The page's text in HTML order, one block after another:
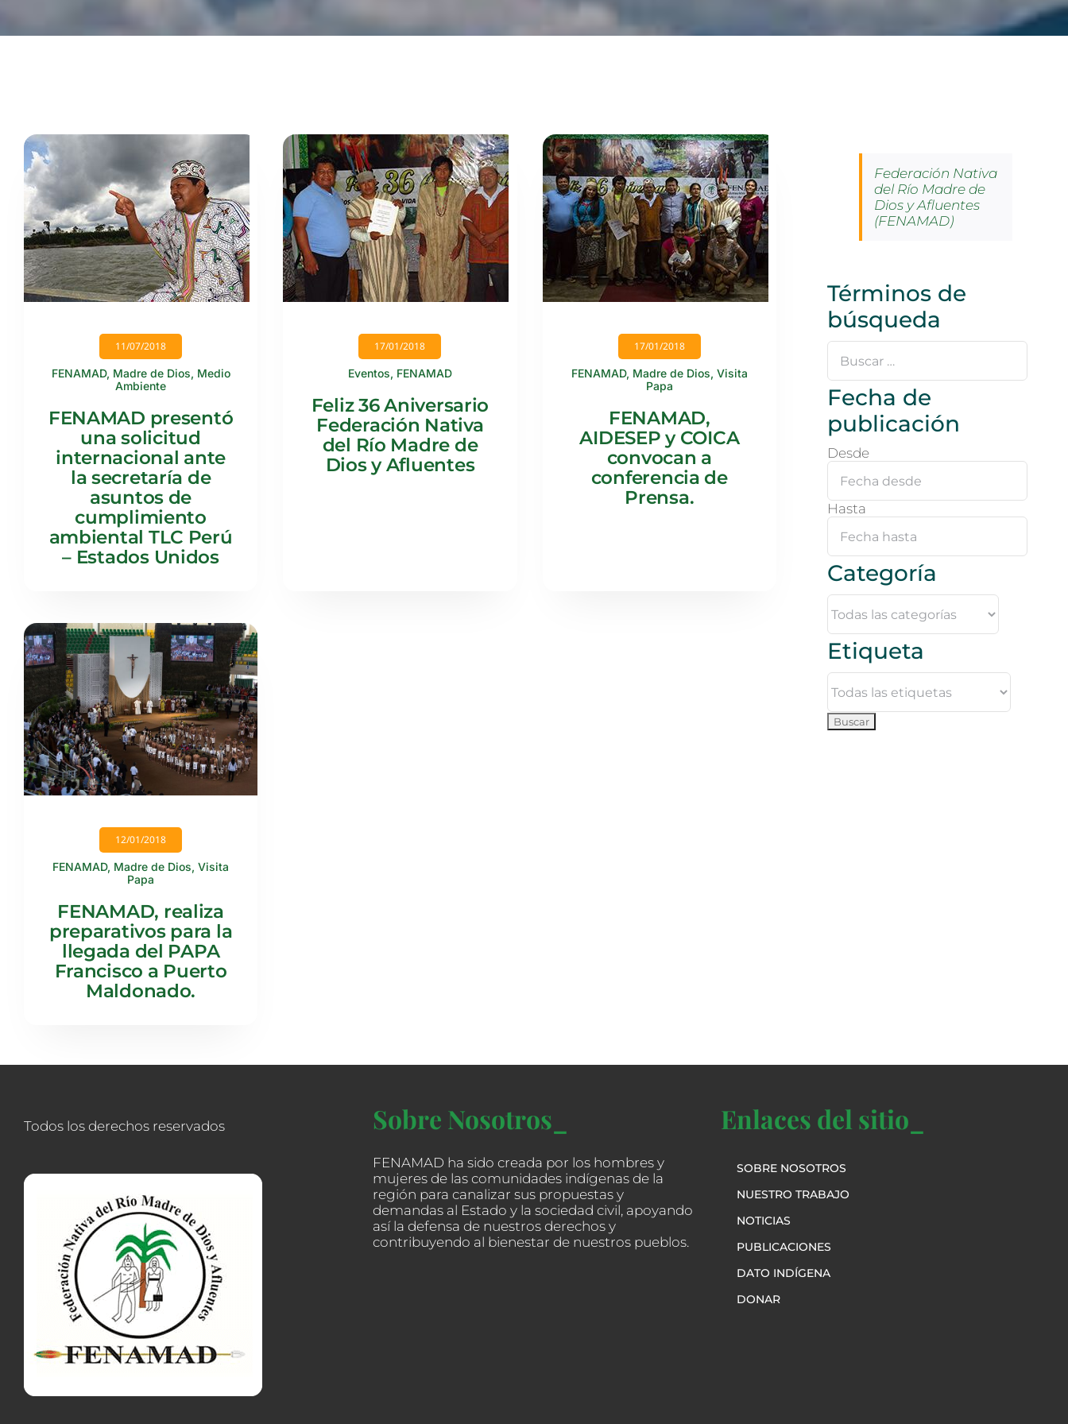
11/07/2018
FENAMAD, Madre de Dios, Medio
Ambiente
FENAMAD presentó
una solicitud
internacional ante
la secretaría de
asuntos de
cumplimiento
ambiental TLC Perú
– Estados Unidos
17/01/2018
Eventos, FENAMAD
Feliz 36 Aniversario
Federación Nativa
del Río Madre de
Dios y Afluentes
17/01/2018
FENAMAD, Madre de Dios, Visita
Papa
FENAMAD,
AIDESEP y COICA
convocan a
conferencia de
Prensa.
12/01/2018
FENAMAD, Madre de Dios,Visita
Papa
FENAMAD, realiza
preparativos para la
llegada del PAPA
Francisco a Puerto
Maldonado.
Federación Nativa
del Río Madre de
Dios y Afluentes
(FENAMAD)
Términos de
búsqueda
Buscar
Fecha de
publicación
Desde
Hasta
Categoría
Etiqueta
Todos los derechos reservados Sobre Nosotros_
FENAMAD ha sido creada por los hombres y
mujeres de las comunidades indígenas de la
región para canalizar sus propuestas y
demandas al Estado y la sociedad civil, apoyando
así la defensa de nuestros derechos y
contribuyendo al bienestar de nuestros pueblos.
Enlaces del sitio_
SOBRE NOSOTROS
NUESTRO TRABAJO
NOTICIAS
PUBLICACIONES
DATO INDÍGENA
DONAR